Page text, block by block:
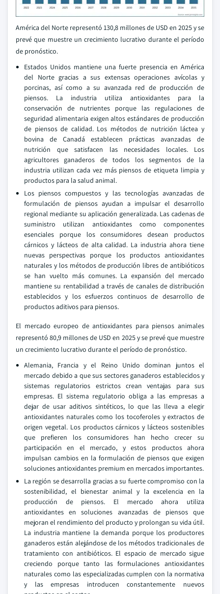
América del Norte representó 130,8 millones de USD en 2025 y se
prevé que muestre un crecimiento lucrativo durante el período
de pronóstico.
Estados Unidos mantiene una fuerte presencia en América
del Norte gracias a sus extensas operaciones avícolas y
porcinas, así como a su avanzada red de producción de
piensos. La industria utiliza antioxidantes para la
conservación de nutrientes porque las regulaciones de
seguridad alimentaria exigen altos estándares de producción
de piensos de calidad. Los métodos de nutrición láctea y
bovina de Canadá establecen prácticas avanzadas de
nutrición que satisfacen las necesidades locales. Los
agricultores ganaderos de todos los segmentos de la
industria utilizan cada vez más piensos de etiqueta limpia y
productos para la salud animal.
Los piensos compuestos y las tecnologías avanzadas de
formulación de piensos ayudan a impulsar el desarrollo
regional mediante su aplicación generalizada. Las cadenas de
suministro utilizan antioxidantes como componentes
esenciales porque los consumidores desean productos
cárnicos y lácteos de alta calidad. La industria ahora tiene
nuevas perspectivas porque los productos antioxidantes
naturales y los métodos de producción libres de antibióticos
se han vuelto más comunes. La expansión del mercado
mantiene su rentabilidad a través de canales de distribución
establecidos y los esfuerzos continuos de desarrollo de
productos aditivos para piensos.
El mercado europeo de antioxidantes para piensos animales
representó 80,9 millones de USD en 2025 y se prevé que muestre
un crecimiento lucrativo durante el período de pronóstico.
Alemania, Francia y el Reino Unido dominan juntos el
mercado debido a que sus sectores ganaderos establecidos y
sistemas regulatorios estrictos crean ventajas para sus
empresas. El sistema regulatorio obliga a las empresas a
dejar de usar aditivos sintéticos, lo que las lleva a elegir
antioxidantes naturales como los tocoferoles y extractos de
origen vegetal. Los productos cárnicos y lácteos sostenibles
que prefieren los consumidores han hecho crecer su
participación en el mercado, y estos productos ahora
impulsan cambios en la formulación de piensos que exigen
soluciones antioxidantes premium en mercados importantes.
La región se desarrolla gracias a su fuerte compromiso con la
sostenibilidad, el bienestar animal y la excelencia en la
producción de piensos. El mercado ahora utiliza
antioxidantes en soluciones avanzadas de piensos que
mejoran el rendimiento del producto y prolongan su vida útil.
La industria mantiene la demanda porque los productores
ganaderos están alejándose de los métodos tradicionales de
tratamiento con antibióticos. El espacio de mercado sigue
creciendo porque tanto las formulaciones antioxidantes
naturales como las especializadas cumplen con la normativa
y las empresas introducen constantemente nuevos